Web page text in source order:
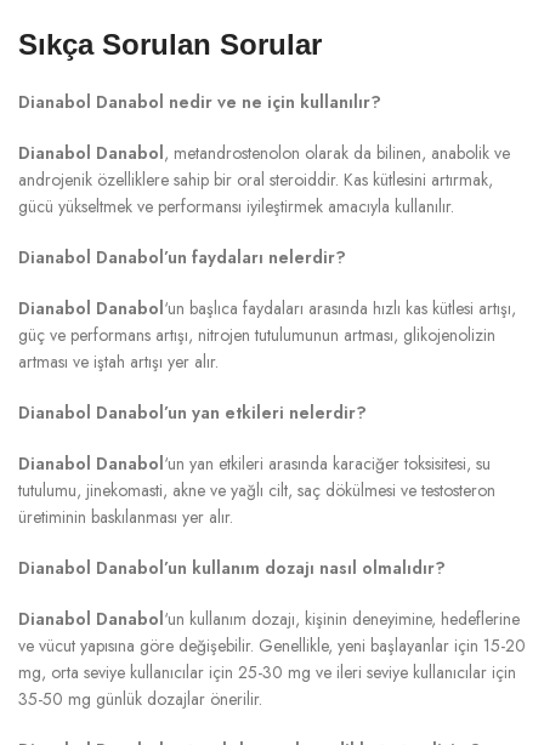
Sıkça Sorulan Sorular
Dianabol Danabol nedir ve ne için kullanılır?
Dianabol Danabol, metandrostenolon olarak da bilinen, anabolik ve
androjenik özelliklere sahip bir oral steroiddir. Kas kütlesini artırmak,
gücü yükseltmek ve performansı iyileştirmek amacıyla kullanılır.
Dianabol Danabol’un faydaları nelerdir?
Dianabol Danabol‘un başlıca faydaları arasında hızlı kas kütlesi artışı,
güç ve performans artışı, nitrojen tutulumunun artması, glikojenolizin
artması ve iştah artışı yer alır.
Dianabol Danabol’un yan etkileri nelerdir?
Dianabol Danabol‘un yan etkileri arasında karaciğer toksisitesi, su
tutulumu, jinekomasti, akne ve yağlı cilt, saç dökülmesi ve testosteron
üretiminin baskılanması yer alır.
Dianabol Danabol’un kullanım dozajı nasıl olmalıdır?
Dianabol Danabol‘un kullanım dozajı, kişinin deneyimine, hedeflerine
ve vücut yapısına göre değişebilir. Genellikle, yeni başlayanlar için 15-20
mg, orta seviye kullanıcılar için 25-30 mg ve ileri seviye kullanıcılar için
35-50 mg günlük dozajlar önerilir.